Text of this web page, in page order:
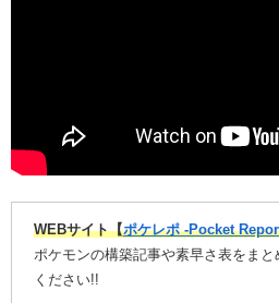
WEBサイト【ポケレポ -Pocket
ポケモンの構築記事や素早さ表をま
ください!!